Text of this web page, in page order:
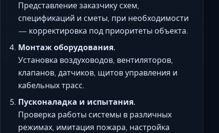
Представление заказчику схем,
спецификаций и сметы, при необходимости
— корректировка под приоритеты объекта.
Монтаж оборудования.
Установка воздуховодов, вентиляторов,
клапанов, датчиков, щитов управления и
кабельных трасс.
Пусконаладка и испытания.
Проверка работы системы в различных
режимах, имитация пожара, настройка